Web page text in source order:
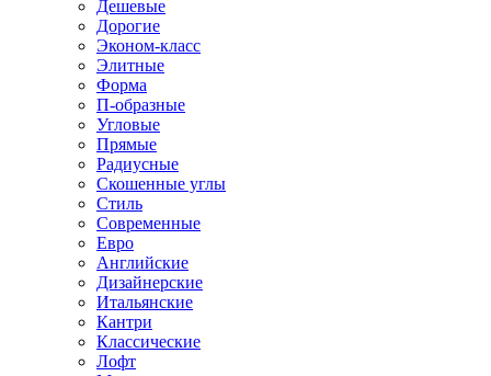
Дешевые
Дорогие
Эконом-класс
Элитные
Форма
П-образные
Угловые
Прямые
Радиусные
Скошенные углы
Стиль
Современные
Евро
Английские
Дизайнерские
Итальянские
Кантри
Классические
Лофт